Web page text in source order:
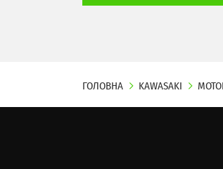
ГОЛОВНА KAWASAKI